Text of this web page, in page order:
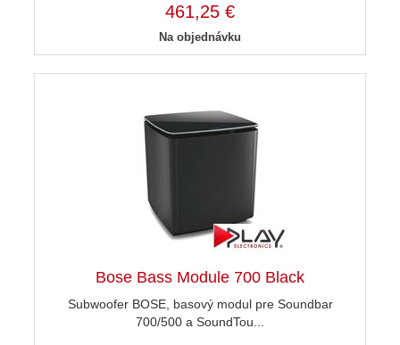
461,25 €
Na objednávku
Bose Bass Module 700 Black
Subwoofer BOSE, basový modul pre Soundbar
700/500 a SoundTou...